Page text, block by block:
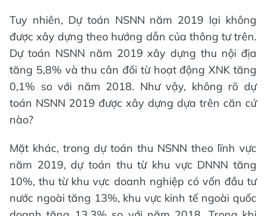
Tuy nhiên, Dự toán NSNN năm 2019 lại không
được xây dựng theo hướng dẫn của thông tư trên.
Dự toán NSNN năm 2019 xây dựng thu nội địa
tăng 5,8% và thu cân đối từ hoạt động XNK tăng
0,1% so với năm 2018. Như vậy, không rõ dự
toán NSNN 2019 được xây dựng dựa trên căn cứ
nào?
Mặt khác, trong dự toán thu NSNN theo lĩnh vực
năm 2019, dự toán thu từ khu vực DNNN tăng
10%, thu từ khu vực doanh nghiệp có vốn đầu tư
nước ngoài tăng 13%, khu vực kinh tế ngoài quốc